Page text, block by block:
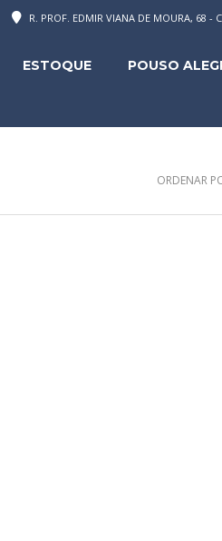
R. PROF. EDMIR VIANA DE MOURA, 68 -
ESTOQUE POUSO
ORDENAR